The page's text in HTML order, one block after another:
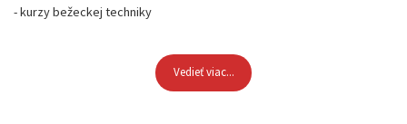
- kurzy bežeckej techniky
Vedieť viac...